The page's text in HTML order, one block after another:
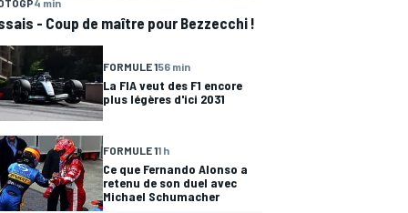
- Coup de maître pour Bezzecchi !
FORMULE 156 min
La FIA veut des F1 encore
plus légères d'ici 2031
FORMULE 11 h
Ce que Fernando Alonso a
retenu de son duel avec
Michael Schumacher